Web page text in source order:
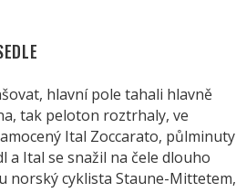
hlavní pole tahali hlavně
tak peloton roztrhaly, ve
Ital Zoccarato, půlminuty
a Ital se snažil na čele dlouho
norský cyklista Staune-Mittetem,